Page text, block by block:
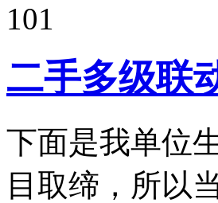
101
二手多级联
下面是我单位
目取缔，所以